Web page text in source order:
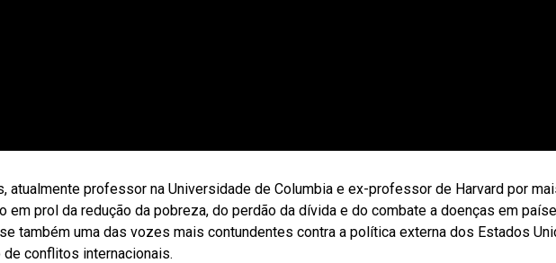
atualmente professor na Universidade de Columbia e ex-professor de Harvard por
em prol da redução da pobreza, do perdão da dívida e do combate a doenças em
também uma das vozes mais contundentes contra a política externa dos Estados
conflitos internacionais.